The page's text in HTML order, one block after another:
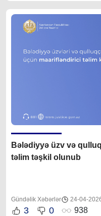
Bələdiyyə üzv və
təlim təşkil olunub
Gündəlik Xəbərlər 24-04-
3 0 938